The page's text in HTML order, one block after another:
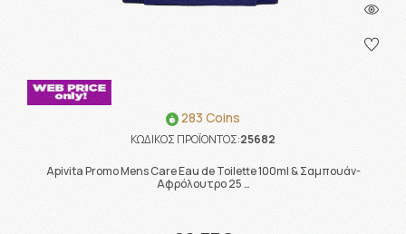
283 Coins
ΚΩΔΙΚΟΣ ΠΡΟΪΟΝΤΟΣ:25682
Apivita Promo Mens Care Eau de Toilette 100ml & Σαμπουάν-
Αφρόλουτρο 25 …